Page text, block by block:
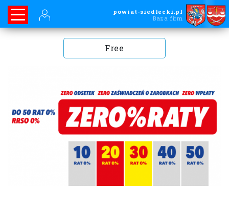
powiat-siedlecki.pl
Baza firm
Free